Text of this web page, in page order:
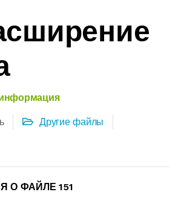
Другие файлы
О ФАЙЛЕ 151